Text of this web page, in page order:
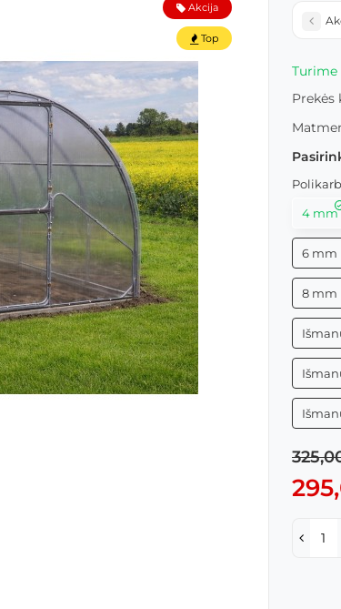
Akcija
Top
Turime
Prekės
4 mm
6 mm
8 mm